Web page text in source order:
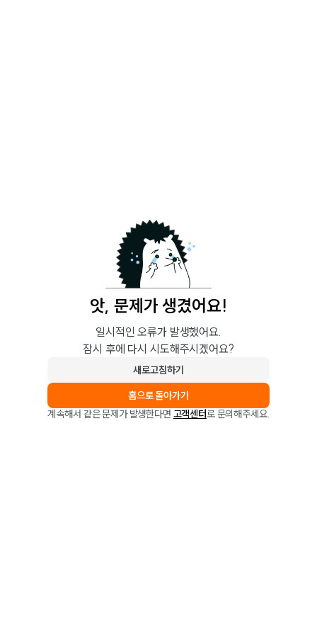
앗, 문제가 생겼어요!
일시적인 오류가 발생했어요.
잠시 후에 다시 시도해주시겠어요?
새로고침하기
홈으로 돌아가기
계속해서 같은 문제가 발생한다면 고객센터로 문의해주세요.